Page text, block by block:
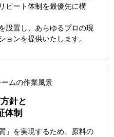
ピート体制を最優先に構
設置し、あらゆるプロの現
ョンを提供いたします。
針と
体制
」を実現するため、原料の